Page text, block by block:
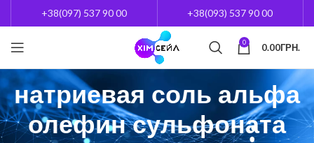
+38(097) 537 90 00 +38(093) 537 90 00
0 0.00ГРН.
натриевая соль альфа
олефин сульфоната